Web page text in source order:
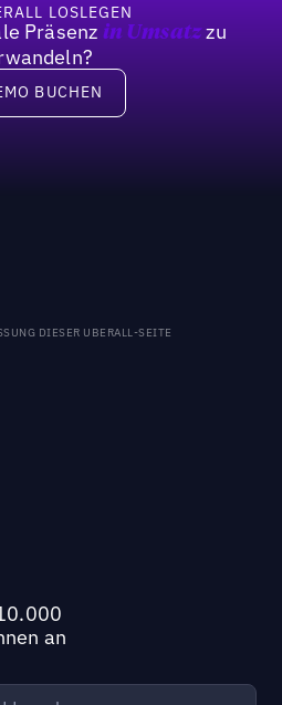
LOSLEGEN
Präsenz in Umsatzzu
BUCHEN
DIESER UBERALL-SEITE
an